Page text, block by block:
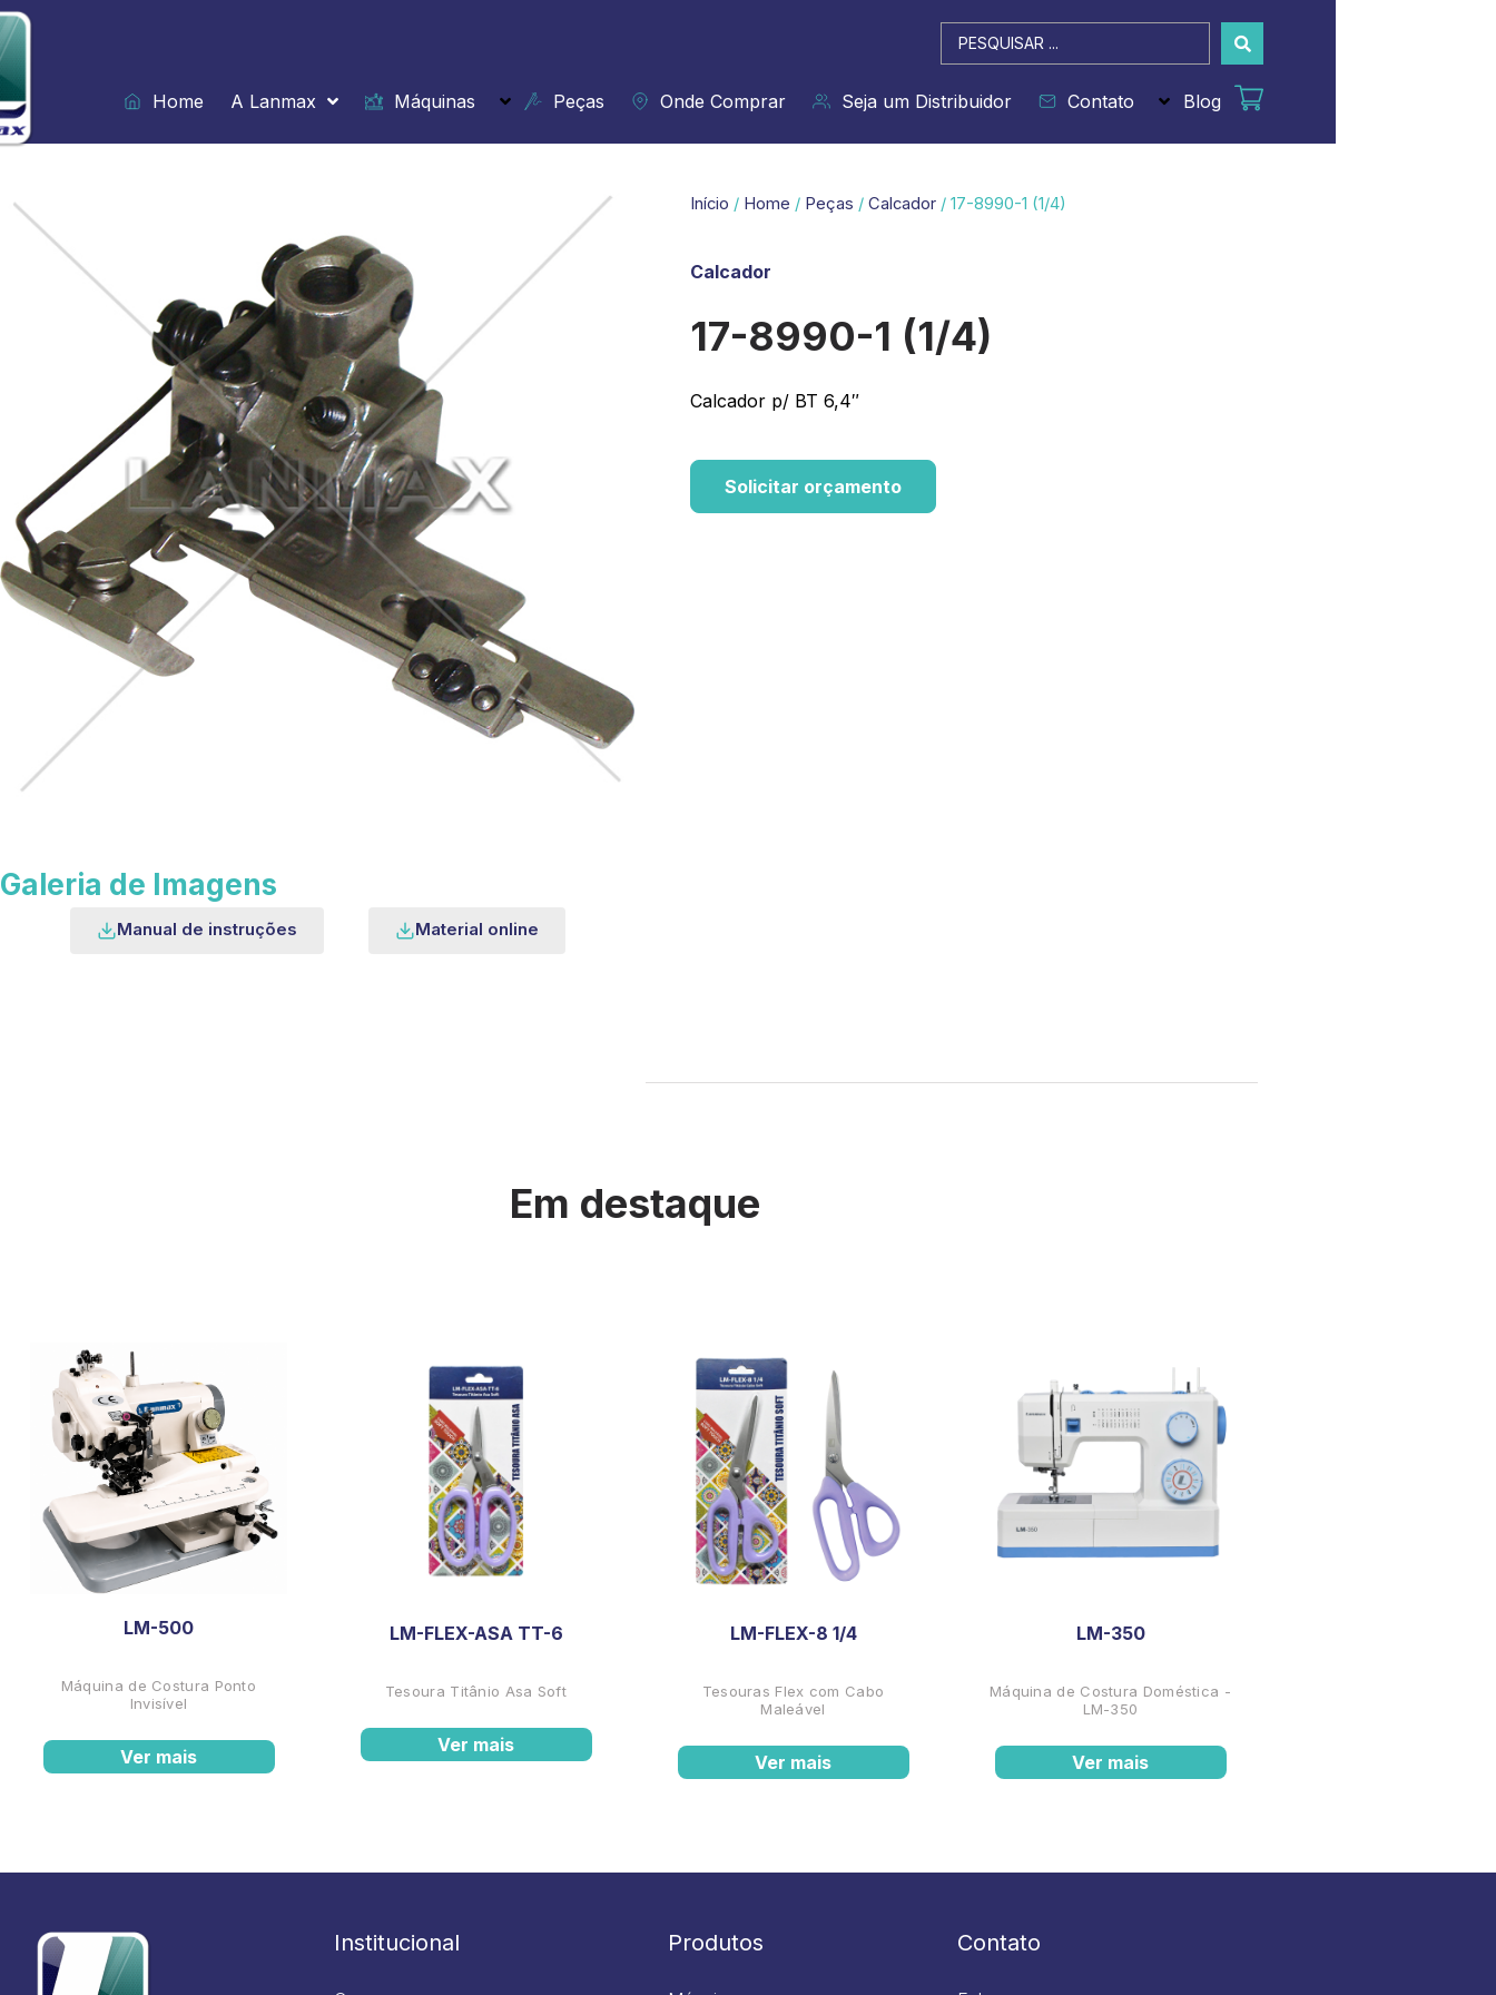
Ir
para
o
conteúdo
Pesquisar
...
Home
A Lanmax Máquinas Peças Onde Comprar Seja um Distribuidor Contato Blog
Galeria de Imagens
Manual de instruções Material online
Início / Home / Peças / Calcador / 17-8990-1 (1/4)
Calcador
17-8990-1 (1/4)
Calcador p/ BT 6,4″
Solicitar orçamento
Em destaque
LM-500
Máquina de Costura Ponto
Invisível
Ver mais
LM-FLEX-ASA TT-6
Tesoura Titânio Asa Soft
Ver mais
LM-FLEX-8 1/4
Tesouras Flex com Cabo
Maleável
Ver mais
LM-350
Máquina de Costura Doméstica -
LM-350
Ver mais
Institucional Produtos Contato